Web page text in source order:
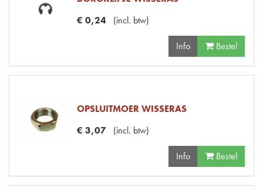
€ 0,24 (incl. btw)
Info Bestel
OPSLUITMOER WISSERAS
€ 3,07 (incl. btw)
Info Bestel